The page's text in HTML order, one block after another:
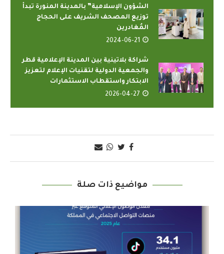
الشؤون الإسلامية” بالمدينة المنورة تبدأ
توزيع المصحف الشريف على الحجاج
المُغادرين
2024-06-21
شراكة بلاتينية بين المدينة الإعلامية قطر
والجمعية الدولية لتقنيات الإعلام لتعزيز
الابتكار واستقطاب الاستثمارات
2026-04-27
مواضيع ذات صلة